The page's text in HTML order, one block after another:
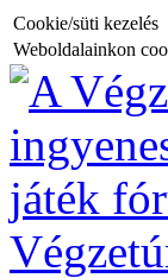
Cookie/süti kezelés
Weboldalainkon